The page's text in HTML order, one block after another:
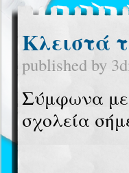
Κλειστά
published by
Σύμφωνα με
σχολεία